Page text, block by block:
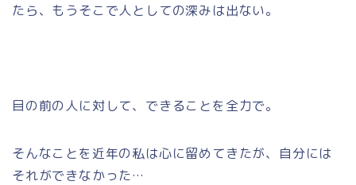
たら、もうそこで人としての深みは出ない。
目の前の人に対して、できることを全力で。
そんなことを近年の私は心に留めてきたが、自分には
それができなかった…